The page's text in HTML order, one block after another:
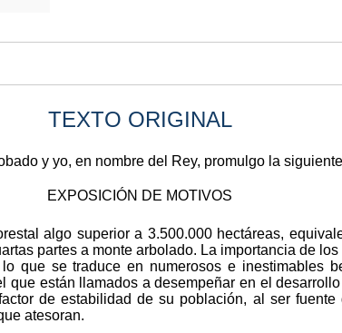
TEXTO ORIGINAL
y yo, en nombre del Rey, promulgo la
EXPOSICIÓN DE MOTIVOS
algo superior a 3.500.000 hectáreas,
partes a monte arbolado. La importancia de
que se traduce en numerosos e inestimables
que están llamados a desempeñar en el
de estabilidad de su población, al ser
atesoran.